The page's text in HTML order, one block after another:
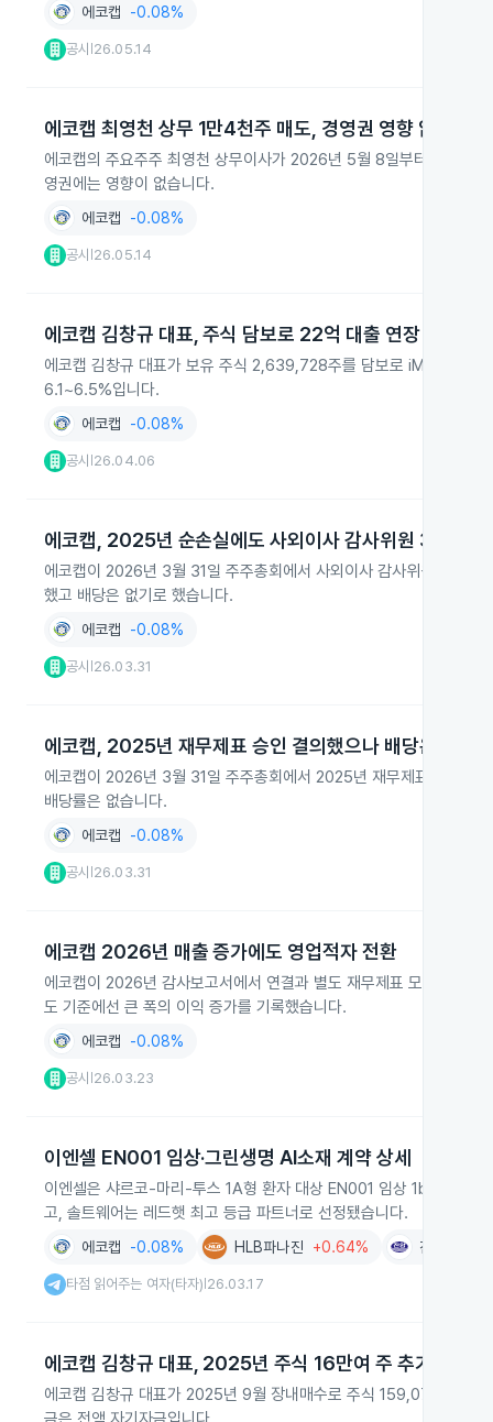
에코캡 -0.08%
공시 26.05.14
에코캡 최영천 상무 1만4천주 매도, 경영권 영향 없어
에코캡의 주요주주 최영천 상무이사가 2026년 5월 8일부터 13일
영권에는 영향이 없습니다.
에코캡 -0.08%
공시 26.05.14
에코캡 김창규 대표, 주식 담보로 22억 대출 연장
에코캡 김창규 대표가 보유 주식 2,639,728주를 담보로 iM증권과
6.1~6.5%입니다.
에코캡 -0.08%
공시 26.04.06
에코캡, 2025년 순손실에도 사외이사 감사위원 3명 확정
에코캡이 2026년 3월 31일 주주총회에서 사외이사 감사위원 수를
했고 배당은 없기로 했습니다.
에코캡 -0.08%
공시 26.03.31
에코캡, 2025년 재무제표 승인 결의했으나 배당은 제외
에코캡이 2026년 3월 31일 주주총회에서 2025년 재무제표 승인 등
배당률은 없습니다.
에코캡 -0.08%
공시 26.03.31
에코캡 2026년 매출 증가에도 영업적자 전환
에코캡이 2026년 감사보고서에서 연결과 별도 재무제표 모두 적정
도 기준에선 큰 폭의 이익 증가를 기록했습니다.
에코캡 -0.08%
공시 26.03.23
이엔셀 EN001 임상·그린생명 AI소재 계약 상세
이엔셀은 샤르코-마리-투스 1A형 환자 대상 EN001 임상 1b상 결과
고, 솔트웨어는 레드햇 최고 등급 파트너로 선정됐습니다.
에코캡 -0.08% HLB파나진 +0.64% 진양화학
타점 읽어주는 여자(타자) 26.03.17
에코캡 김창규 대표, 2025년 주식 16만여 주 추가 매수
에코캡 김창규 대표가 2025년 9월 장내매수로 주식 159,076주를